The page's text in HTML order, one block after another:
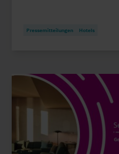
Pressemitteilungen Hotels